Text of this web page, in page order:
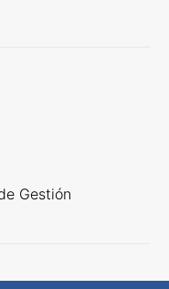
Gestión